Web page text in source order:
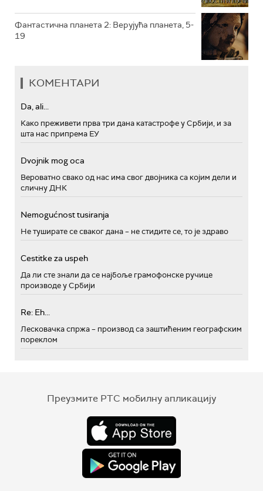
Фантастична планета 2: Верујућа планета, 5-
19
КОМЕНТАРИ
Da, ali...
Како преживети прва три дана катастрофе у Србији, и за
шта нас припрема ЕУ
Dvojnik mog oca
Вероватно свако од нас има свог двојника са којим дели и
сличну ДНК
Nemogućnost tusiranja
Не туширате се сваког дана – не стидите се, то је здраво
Cestitke za uspeh
Да ли сте знали да се најбоље грамофонске ручице
производе у Србији
Re: Eh...
Лесковачка спржа – производ са заштићеним географским
пореклом
Преузмите РТС мобилну апликацију